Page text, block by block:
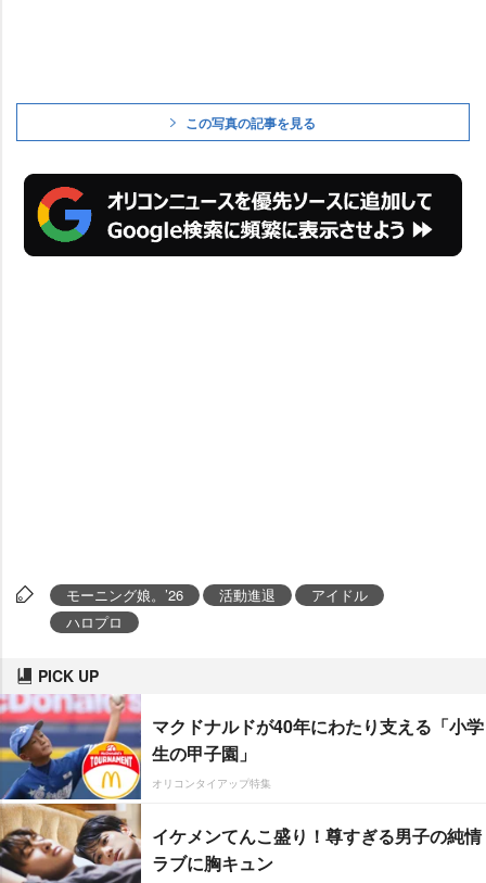
この写真の記事を見る
モーニング娘。’26 活動進退
アイドル
ハロプロ
PICK UP
マクドナルドが40年にわたり支える「小学
生の甲子園」
オリコンタイアップ特集
イケメンてんこ盛り！尊すぎる男子の純情
ラブに胸キュン